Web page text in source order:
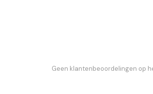
Geen klantenbeoordelingen op